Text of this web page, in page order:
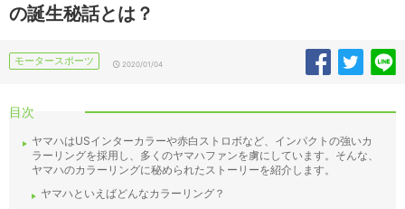
の誕生秘話とは？
モータースポーツ 2020/01/04
目次
ヤマハはUSインターカラーや赤白ストロボなど、インパクトの強いカ
ラーリングを採用し、多くのヤマハファンを虜にしています。そんな、
ヤマハのカラーリングに秘められたストーリーを紹介します。
ヤマハといえばどんなカラーリング？